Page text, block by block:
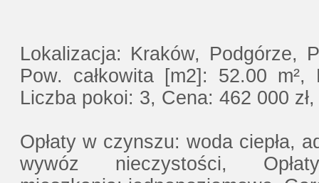
Lokalizacja: Kraków, Podgórze,
Pow. całkowita [m2]: 52.00
Liczba pokoi: 3, Cena: 462 000 zł,
Opłaty w czynszu: woda ciepła,
wywóz nieczystości,